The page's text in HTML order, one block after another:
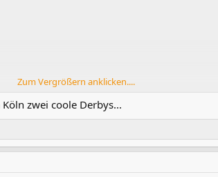
reinhängen.
die aber bei Abstieg der 1. Mannschaft
Zum Vergrößern anklicken....
zwei coole Derbys...